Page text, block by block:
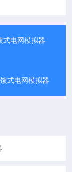
式电网模拟器
式电网模拟器